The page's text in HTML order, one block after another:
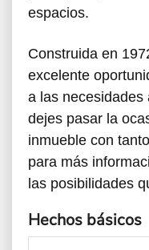
espacios.
Construida en
excelente
a las necesidades
dejes pasar la
inmueble con
para más
las posibilidades
Hechos básicos